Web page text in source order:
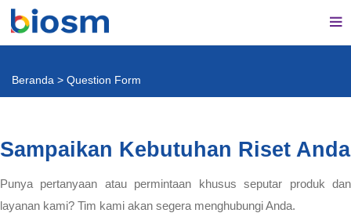
Beranda > Question Form
Sampaikan Kebutuhan Riset Anda
Punya pertanyaan atau permintaan khusus seputar produk dan
layanan kami? Tim kami akan segera menghubungi Anda.